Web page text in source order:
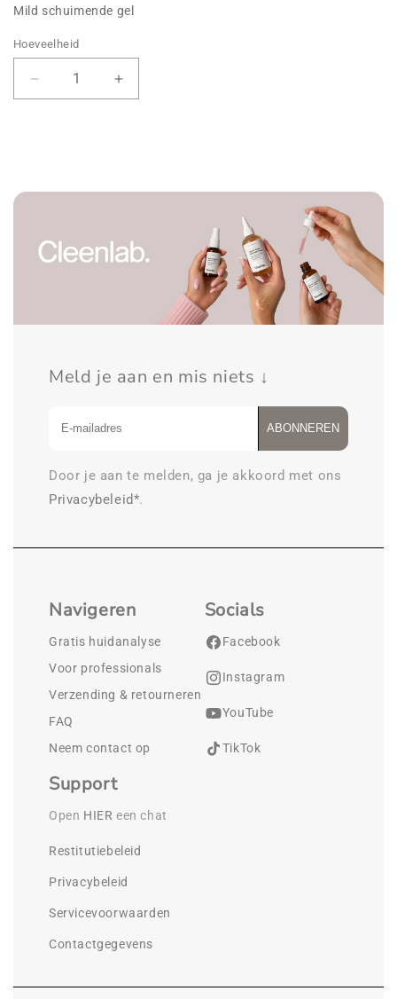
Mild schuimende gel
Hoeveelheid
Verminder
hoeveelheid
Hoeveelheid
verhogen
Meld je aan en mis niets ↓
ABONNEREN
Door je aan te melden, ga je akkoord met ons
Privacybeleid*.
Navigeren
Gratis huidanalyse
Voor professionals
Verzending & retourneren
FAQ
Neem contact op
Socials
Facebook
Instagram
YouTube
TikTok
Support
Open HIER een chat
Restitutiebeleid
Privacybeleid
Servicevoorwaarden
Contactgegevens